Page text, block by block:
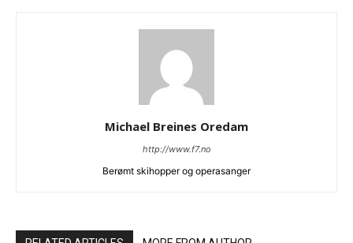
Michael Breines Oredam
http://www.f7.no
Berømt skihopper og operasanger